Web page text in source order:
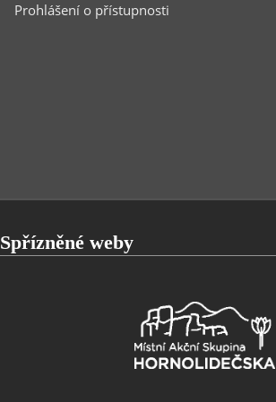
Prohlášení o přístupnosti
Spřízněné weby